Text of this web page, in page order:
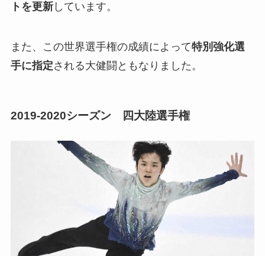
トを更新しています。
また、この世界選手権の成績によって特別強化選
手に指定される大健闘ともなりました。
2019-2020シーズン 四大陸選手権